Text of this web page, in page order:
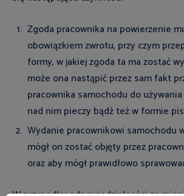
Zgoda pracownika na powierzenie
obowiązkiem zwrotu, przy czym
formy, w jakiej zgoda ta ma zostać
może ona nastąpić przez sam fakt
pracownika samochodu do
nad nim pieczy bądź też w formie
Wydanie pracownikowi samochodu
mógł on zostać objęty przez
oraz aby mógł prawidłowo